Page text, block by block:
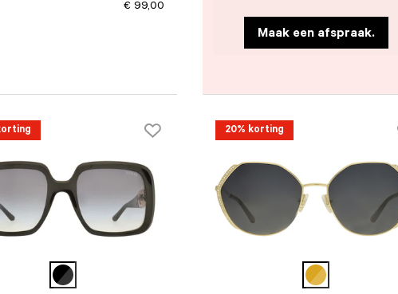
€ 99,00
Maak een afspraak.
20% korting